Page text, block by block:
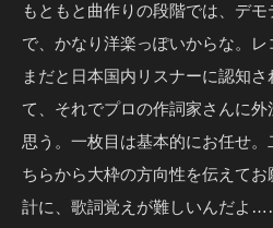
もともと曲作りの段階では、デ
で、かなり洋楽っぽいからな。
まだと日本国内リスナーに認知
て、それでプロの作詞家さんに
思う。一枚目は基本的にお任せ
ちらから大枠の方向性を伝えて
計に、歌詞覚えが難しいんだよ